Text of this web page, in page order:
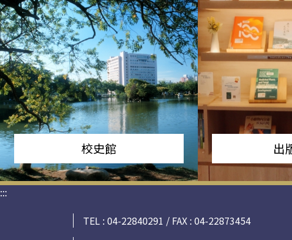
校史館 出
:::
TEL : 04-22840291 / FAX : 04-22873454